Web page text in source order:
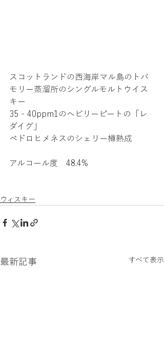
スコットランドの西海岸マル島のトバ
モリー蒸溜所のシングルモルトウイス
キー
35 - 40ppm1のヘビリーピートの「レ
ダイグ」
ペドロヒメネスのシェリー樽熟成
アルコール度　48.4%
ウィスキー
最新記事 すべて表示